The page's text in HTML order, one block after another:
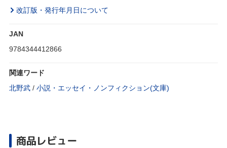
改訂版・発行年月日について
JAN
9784344412866
関連ワード
北野武 / 小説・エッセイ・ノンフィクション(文庫)
商品レビュー